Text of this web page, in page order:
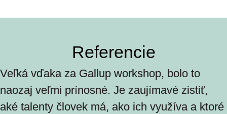
Referencie
Veľká vďaka za Gallup workshop, bolo to
naozaj veľmi prínosné. Je zaujímavé zistiť,
aké talenty človek má, ako ich využíva a ktoré